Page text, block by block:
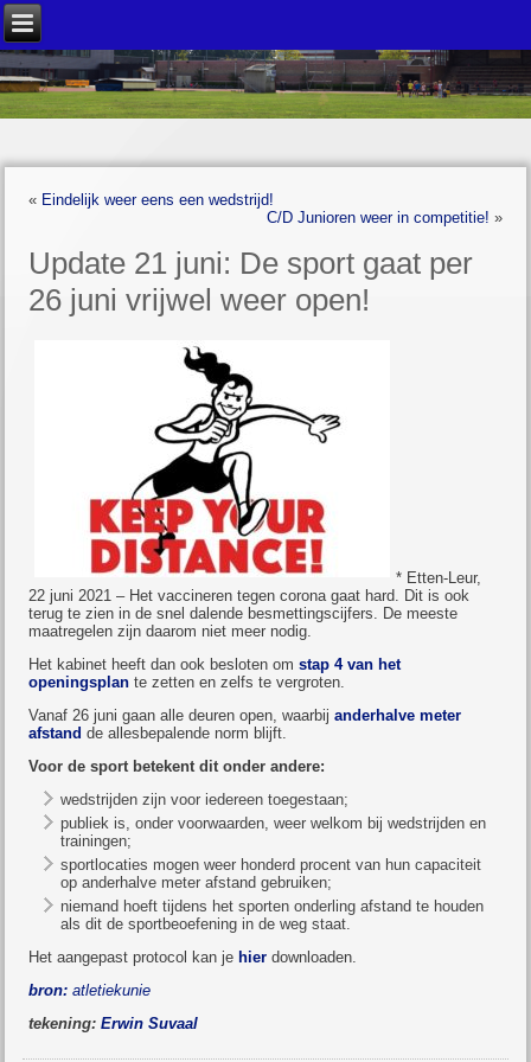
« Eindelijk weer eens een wedstrijd!
C/D Junioren weer in competitie! »
Update 21 juni: De sport gaat per
26 juni vrijwel weer open!
* Etten-Leur,
22 juni 2021 – Het vaccineren tegen corona gaat hard. Dit is ook
terug te zien in de snel dalende besmettingscijfers. De meeste
maatregelen zijn daarom niet meer nodig.
Het kabinet heeft dan ook besloten omstap 4 van het
openingsplan te zetten en zelfs te vergroten.
Vanaf 26 juni gaan alle deuren open, waarbijanderhalve meter
afstand de allesbepalende norm blijft.
Voor de sport betekent dit onder andere:
wedstrijden zijn voor iedereen toegestaan;
publiek is, onder voorwaarden, weer welkom bij wedstrijden en
trainingen;
sportlocaties mogen weer honderd procent van hun capaciteit
op anderhalve meter afstand gebruiken;
niemand hoeft tijdens het sporten onderling afstand te houden
als dit de sportbeoefening in de weg staat.
Het aangepast protocol kan je hier downloaden.
bron: atletiekunie
tekening:Erwin Suvaal